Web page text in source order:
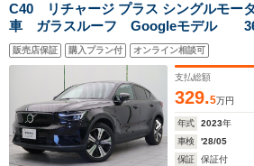
C40 リチャージ プラス シングルモー
車 ガラスルーフ Googleモデル
ラ 禁煙車 インテリセーフ メモリ機
シート LEDヘッドライト アダプティ
販売店保証 購入プラン付 オンライン相談可
支払総額
329.5万円
年式 2023年
車検
'28/05
保証
保証付